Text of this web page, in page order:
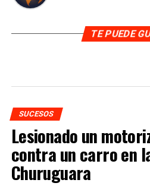
TE PUEDE
SUCESOS
Lesionado un
contra un carro en
Churuguara